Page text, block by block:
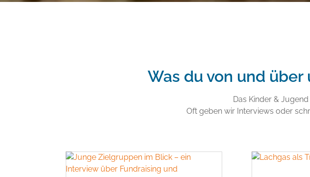
Was du von und
Das Kinder &
Oft geben wir Interviews oder